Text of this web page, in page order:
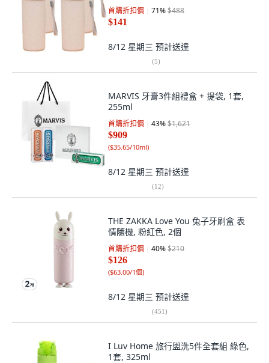
首購折扣價 71%$488
$141
8/12 星期三 預計送達
(5)
MARVIS 牙膏3件組禮盒 + 提袋, 1套,
255ml
首購折扣價 43%$1,621
$909
($35.65/10ml)
8/12 星期三 預計送達
(12)
THE ZAKKA Love You 兔子牙刷盒 表
情隨機, 粉紅色, 2個
首購折扣價 40%$210
$126
($63.00/1個)
8/12 星期三 預計送達
(451)
I Luv Home 旅行盥洗5件全套組 綠色,
1套, 325ml